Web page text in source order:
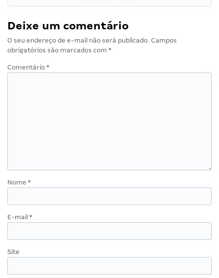
Deixe um comentário
O seu endereço de e-mail não será publicado. Campos
obrigatórios são marcados com *
Comentário *
Nome *
E-mail *
Site